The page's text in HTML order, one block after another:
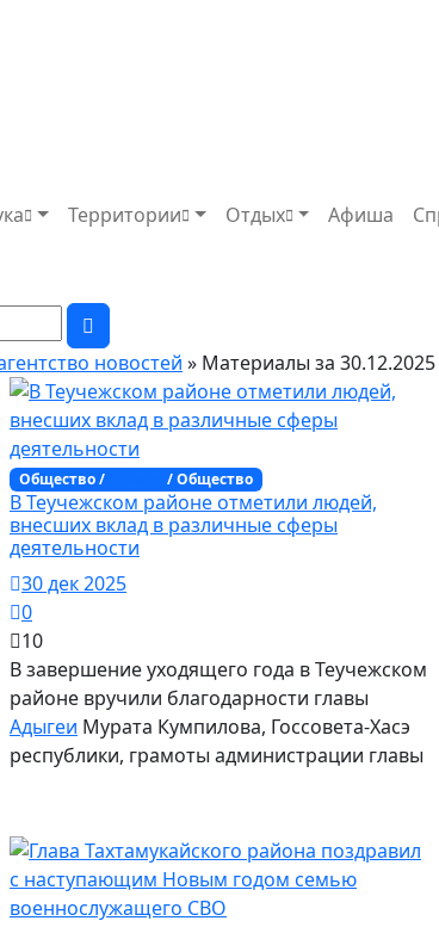
Территории Отдых Афиша
новостей » Материалы за 30.12.2025
Общество / / Общество
В Теучежском районе отметили людей,
внесших вклад в различные сферы
деятельности
30 дек 2025
0
10
В завершение уходящего года в Теучежском
районе вручили благодарности главы
Адыгеи Мурата Кумпилова, Госсовета-Хасэ
республики, грамоты администрации главы